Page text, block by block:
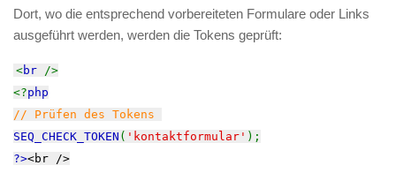
Dort, wo die entsprechend vorbereiteten Formulare oder Links
ausgeführt werden, werden die Tokens geprüft:
<br />
<?php
// Prüfen des Tokens
SEQ_CHECK_TOKEN ( 'kontaktformular' );
?><br />